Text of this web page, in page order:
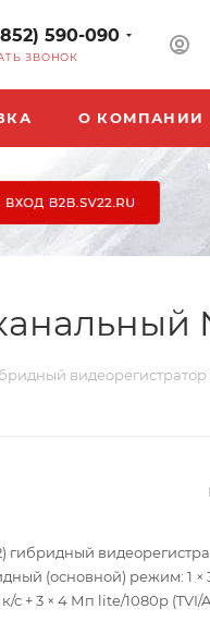
590-090
ЗВОНОК
О КОМПАНИИ
гибридный
(основной) режим: 1
к/с + 3 × 4 Мп lite/1080р (TVI/